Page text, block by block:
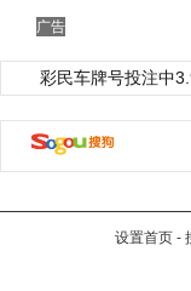
广告
彩民车牌号投注中
设置首页 -